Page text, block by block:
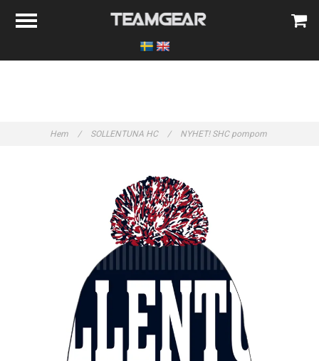
Hem / SOLLENTUNA HC / NYHET! SHC pompom